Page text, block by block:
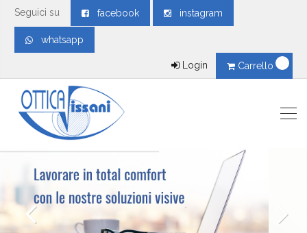
Seguici su facebook instagram
whatsapp
Carrello
Login
.